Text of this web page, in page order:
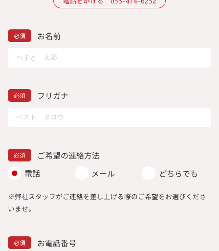
お名前
フリガナ
ご希望の連絡方法
電話
メール どちらでも
※弊社スタッフがご連絡を差し上げる際のご希望をお選びくださ
いませ。
お電話番号